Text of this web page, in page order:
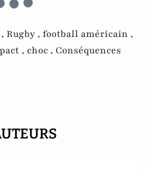
Rugby , football américain ,
, choc , Conséquences